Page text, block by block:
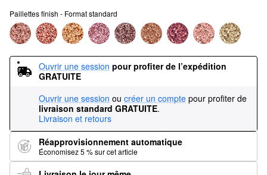
Paillettes finish - Format standard
Ouvrir une session pour profiter de l’expédition
GRATUITE
Ouvrir une session ou créer un compte pour profiter de
livraison standard GRATUITE.
Livraison et retours
Réapprovisionnement automatique
Économisez 5 % sur cet article